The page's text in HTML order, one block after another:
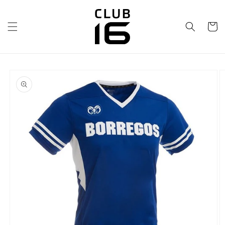
al contenido
Carrito
a la
información